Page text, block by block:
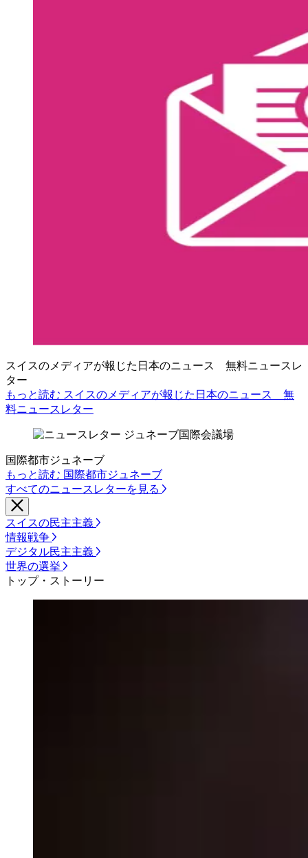
スイスのメディアが報じた日本のニュース 無料ニュースレ
ター
もっと読む スイスのメディアが報じた日本のニュース 無
料ニュースレター
国際都市ジュネーブ
もっと読む 国際都市ジュネーブ
すべてのニュースレターを見る
スイスの民主主義
情報戦争
デジタル民主主義
世界の選挙
トップ・ストーリー